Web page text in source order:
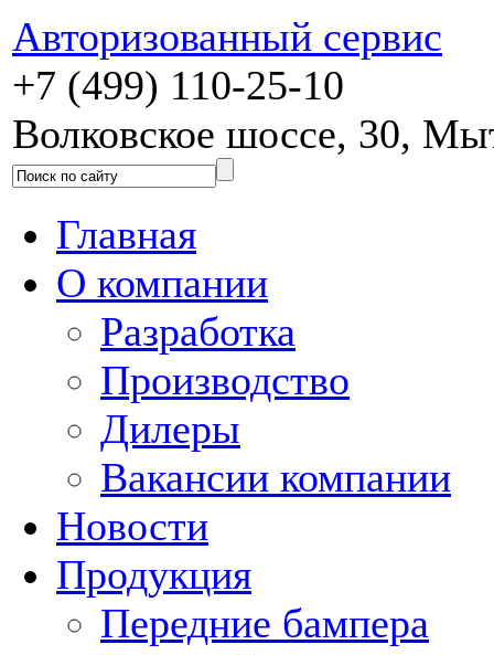
Авторизованный сервис
+7 (499) 110-25-10
Волковское шоссе, 30,
Главная
О компании
Разработка
Производство
Дилеры
Вакансии компании
Новости
Продукция
Передние бампера